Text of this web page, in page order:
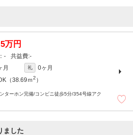
5万円
- -
月 礼
0ヶ月
（38.69ｍ2 ）
ターホン完備/コンビニ徒歩5分/354号線アク
ました